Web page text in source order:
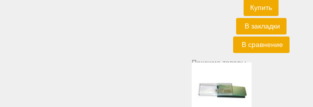
Купить
В закладки
В сравнение
Похожие товары